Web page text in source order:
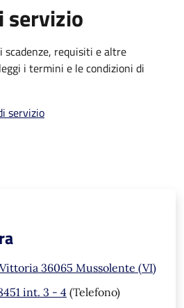
servizio
scadenze, requisiti e altre
i termini e le condizioni di
servizio
36065 Mussolente (VI)
int. 3 - 4 (Telefono)